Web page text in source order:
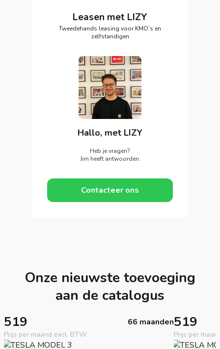
Leasen met LIZY
Tweedehands leasing voor KMO’s en
zelfstandigen
Hallo, met LIZY
Heb je vragen?
Jim heeft antwoorden.
Contacteer ons
Onze nieuwste toevoeging
aan de catalogus
519 66 maanden
Prijs per maand excl. BTW
519
Prijs per